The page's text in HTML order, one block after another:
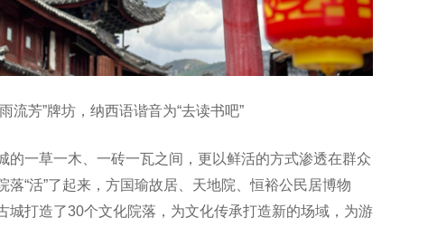
流芳”牌坊，纳西语谐音为“去读书吧”
的一草一木、一砖一瓦之间，更以鲜活的方式渗透在群众
“活”了起来，方国瑜故居、天地院、恒裕公民居博物
打造了30个文化院落，为文化传承打造新的场域，为游